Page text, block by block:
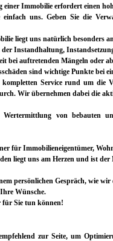
einer Immobilie erfordert einen
einfach uns. Geben Sie die
liegt uns natürlich besonders
Instandhaltung,
bei auftretenden Mängeln oder
sind wichtige Punkte bei
Service rund um die
Wir übernehmen dabei die
Wertermittlung von bebauten
für Immobilieneigentümer,
liegt uns am Herzen und ist der
persönlichen Gespräch, wie wir
Wünsche.
für Sie tun können!
zur Seite, um